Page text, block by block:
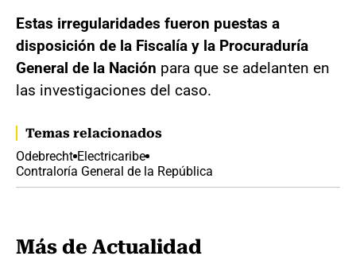
Estas irregularidades fueron puestas a
disposición de la Fiscalía y la Procuraduría
General de la Nación para que se adelanten en
las investigaciones del caso.
Temas relacionados
Odebrecht Electricaribe
Contraloría General de la República
Más de Actualidad